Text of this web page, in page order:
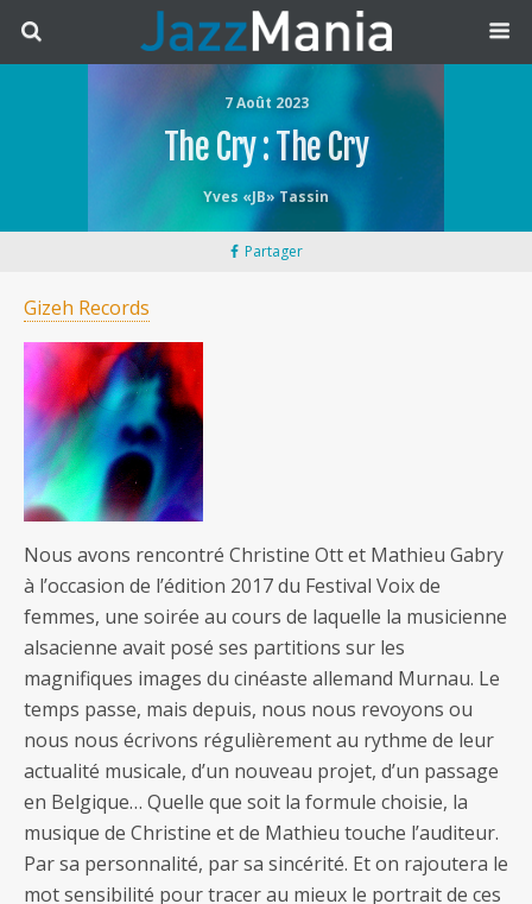
7 Août 2023
The Cry : The Cry
Yves «JB» Tassin
Partager
Gizeh Records
Nous avons rencontré Christine Ott et Mathieu Gabry
à l’occasion de l’édition 2017 du Festival Voix de
femmes, une soirée au cours de laquelle la musicienne
alsacienne avait posé ses partitions sur les
magnifiques images du cinéaste allemand Murnau. Le
temps passe, mais depuis, nous nous revoyons ou
nous nous écrivons régulièrement au rythme de leur
actualité musicale, d’un nouveau projet, d’un passage
en Belgique… Quelle que soit la formule choisie, la
musique de Christine et de Mathieu touche l’auditeur.
Par sa personnalité, par sa sincérité. Et on rajoutera le
mot sensibilité pour tracer au mieux le portrait de ces